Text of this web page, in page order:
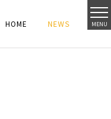
MENU
HOME
HOME NEWS
NEWS